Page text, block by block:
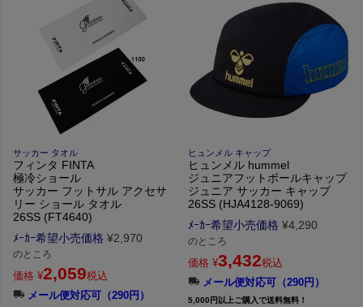
サッカー タオル
フィンタ FINTA
極冷ショール
サッカー フットサル アクセサ
リー ショール タオル
26SS (FT4640)
ﾒｰｶｰ希望小売価格 ¥2,970
のところ
価格 ¥2,059税込
メール便対応可（290円）
ヒュンメル キャップ
ヒュンメル hummel
ジュニアフットボールキャップ
ジュニア サッカー キャップ
26SS (HJA4128-9069)
ﾒｰｶｰ希望小売価格 ¥4,290
のところ
価格 ¥3,432税込
メール便対応可（290円）
5,000円以上ご購入で送料無料！